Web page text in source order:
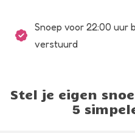
Snoep voor 22:00 uur
verstuurd
Stel je eigen
5